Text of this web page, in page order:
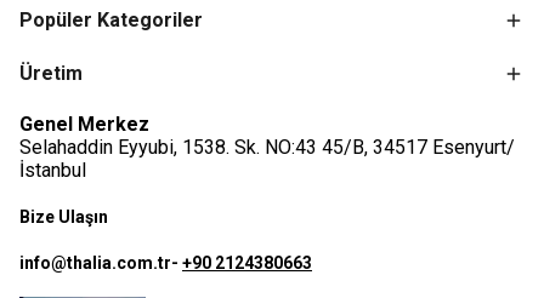
Popüler Kategoriler
Üretim
Genel Merkez
Selahaddin Eyyubi, 1538. Sk. NO:43 45/B, 34517 Esenyurt/
İstanbul
Bize Ulaşın
info@thalia.com.tr- +90 2124380663